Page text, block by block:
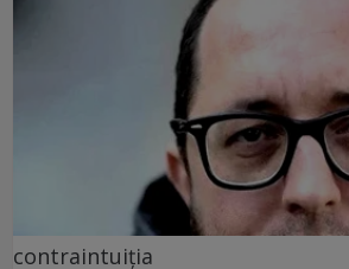
contraintuiția